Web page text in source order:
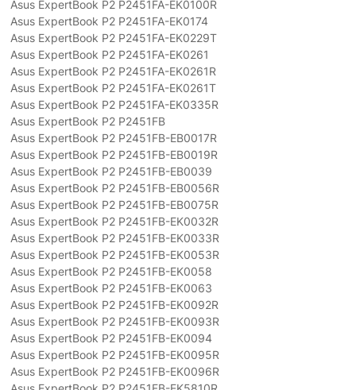
Asus ExpertBook P2 P2451FA-EK0100R
Asus ExpertBook P2 P2451FA-EK0174
Asus ExpertBook P2 P2451FA-EK0229T
Asus ExpertBook P2 P2451FA-EK0261
Asus ExpertBook P2 P2451FA-EK0261R
Asus ExpertBook P2 P2451FA-EK0261T
Asus ExpertBook P2 P2451FA-EK0335R
Asus ExpertBook P2 P2451FB
Asus ExpertBook P2 P2451FB-EB0017R
Asus ExpertBook P2 P2451FB-EB0019R
Asus ExpertBook P2 P2451FB-EB0039
Asus ExpertBook P2 P2451FB-EB0056R
Asus ExpertBook P2 P2451FB-EB0075R
Asus ExpertBook P2 P2451FB-EK0032R
Asus ExpertBook P2 P2451FB-EK0033R
Asus ExpertBook P2 P2451FB-EK0053R
Asus ExpertBook P2 P2451FB-EK0058
Asus ExpertBook P2 P2451FB-EK0063
Asus ExpertBook P2 P2451FB-EK0092R
Asus ExpertBook P2 P2451FB-EK0093R
Asus ExpertBook P2 P2451FB-EK0094
Asus ExpertBook P2 P2451FB-EK0095R
Asus ExpertBook P2 P2451FB-EK0096R